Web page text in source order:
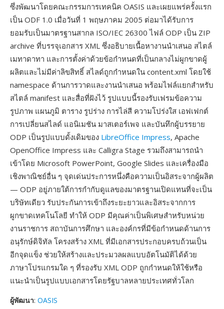
ซึ่งพัฒนาโดยคณะกรรมการเทคนิค OASIS และเผยแพร่ครั้งแรก
เป็น ODF 1.0 เมื่อวันที่ 1 พฤษภาคม 2005 ต่อมาได้รับการ
ยอมรับเป็นมาตรฐานสากล ISO/IEC 26300 ไฟล์ ODP เป็น ZIP
archive ที่บรรจุเอกสาร XML ซึ่งอธิบายเนื้อหางานนำเสนอ สไตล์
เมทาดาทา และการตั้งค่าด้วยข้อกำหนดที่เป็นกลางไม่ผูกขาดผู้
ผลิตและไม่มีค่าลิขสิทธิ์ สไลด์ถูกกำหนดใน content.xml โดยใช้
namespace ด้านการวาดและงานนำเสนอ พร้อมไฟล์แยกสำหรับ
สไตล์ manifest และสื่อที่ฝังไว้ รูปแบบนี้รองรับเฟรมข้อความ
รูปภาพ แผนภูมิ ตาราง รูปร่าง การไล่สี ความโปร่งใส เอฟเฟกต์
การเปลี่ยนสไลด์ แอนิเมชัน มาสเตอร์เพจ และบันทึกผู้บรรยาย
ODP เป็นรูปแบบดั้งเดิมของ LibreOffice Impress, Apache
OpenOffice Impress และ Calligra Stage รวมถึงสามารถนำ
เข้าโดย Microsoft PowerPoint, Google Slides และเครื่องมือ
เชิงพาณิชย์อื่น ๆ จุดเด่นประการหนึ่งคือความเป็นอิสระจากผู้ผลิต
— ODP อยู่ภายใต้การกำกับดูแลของมาตรฐานเปิดแทนที่จะเป็น
บริษัทเดียว รับประกันการเข้าถึงระยะยาวและอิสระจากการ
ผูกขาดเทคโนโลยี ทำให้ ODP มีคุณค่าเป็นพิเศษสำหรับหน่วย
งานราชการ สถาบันการศึกษา และองค์กรที่มีข้อกำหนดด้านการ
อนุรักษ์ดิจิทัล โครงสร้าง XML ที่มีเอกสารประกอบครบถ้วนเป็น
อีกจุดแข็ง ช่วยให้สร้างและประมวลผลแบบอัตโนมัติได้ด้วย
ภาษาโปรแกรมใด ๆ ที่รองรับ XML ODP ถูกกำหนดให้ใช้หรือ
แนะนำเป็นรูปแบบเอกสารโดยรัฐบาลหลายประเทศทั่วโลก
ผู้พัฒนา: OASIS